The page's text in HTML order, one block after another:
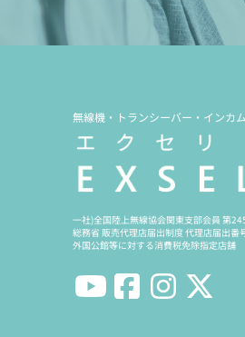
無線機・トランシーバー・インカ
一社)全国陸上無線協会関東支部会員 第
総務省 販売代理店届出制度 代理店届出番
外国公館等に対する消費税免除指定店舗